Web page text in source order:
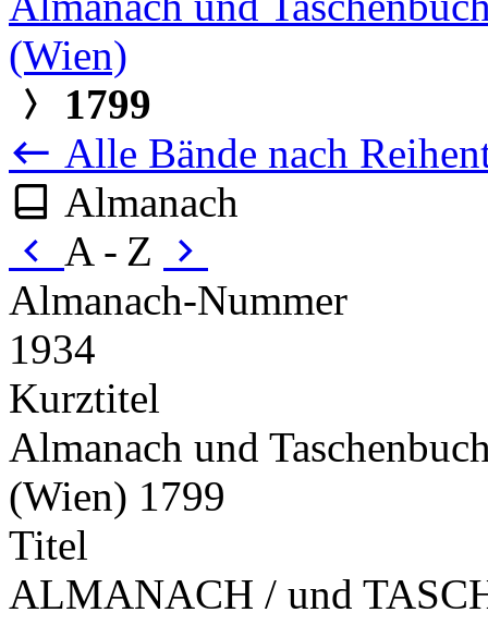
(Wien)
1799
Alle Bände nach
Almanach
A - Z
Almanach-Nummer
1934
Kurztitel
Almanach und
(Wien) 1799
Titel
ALMANACH / und